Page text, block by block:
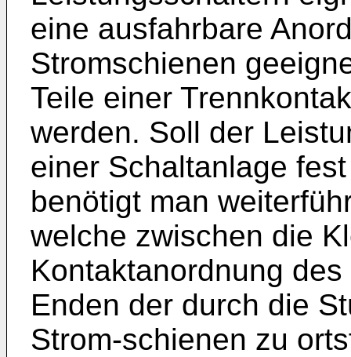
eine ausfahrbare
Stromschienen
Teile einer
werden. Soll der
einer Schaltanlage
benötigt man
welche zwischen die
Kontaktanordnung
Enden der durch die
Strom-schienen zu